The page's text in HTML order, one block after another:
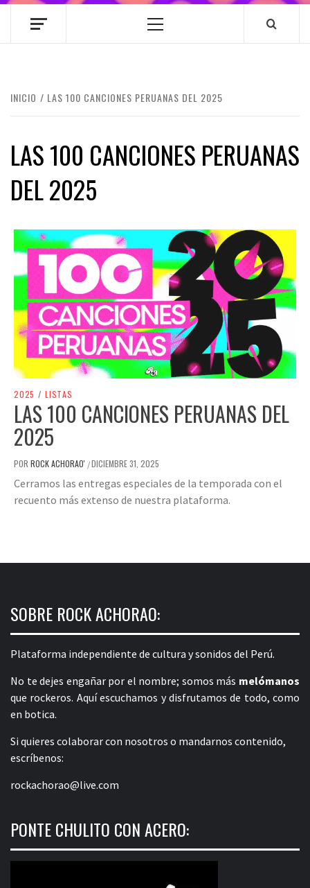
Menú
INICIO LAS 100 CANCIONES PERUANAS DEL 2025
LAS 100 CANCIONES PERUANAS
DEL 2025
2025 / LISTAS
LAS 100 CANCIONES PERUANAS DEL
2025
POR ROCK ACHORAO' /DICIEMBRE 31, 2025
Cerramos las entregas especiales de la temporada con el
recuento más extenso de nuestra plataforma.
SOBRE ROCK ACHORAO:
Plataforma independiente de cultura y sonidos del Perú.
No te dejes engañar por el nombre; somos más melómanos
que rockeros. Aquí escuchamos y disfrutamos de todo, como
en botica.
Si quieres colaborar con nosotros o mandarnos contenido,
escríbenos:
rockachorao@live.com
PONTE CHULITO CON ACERO: